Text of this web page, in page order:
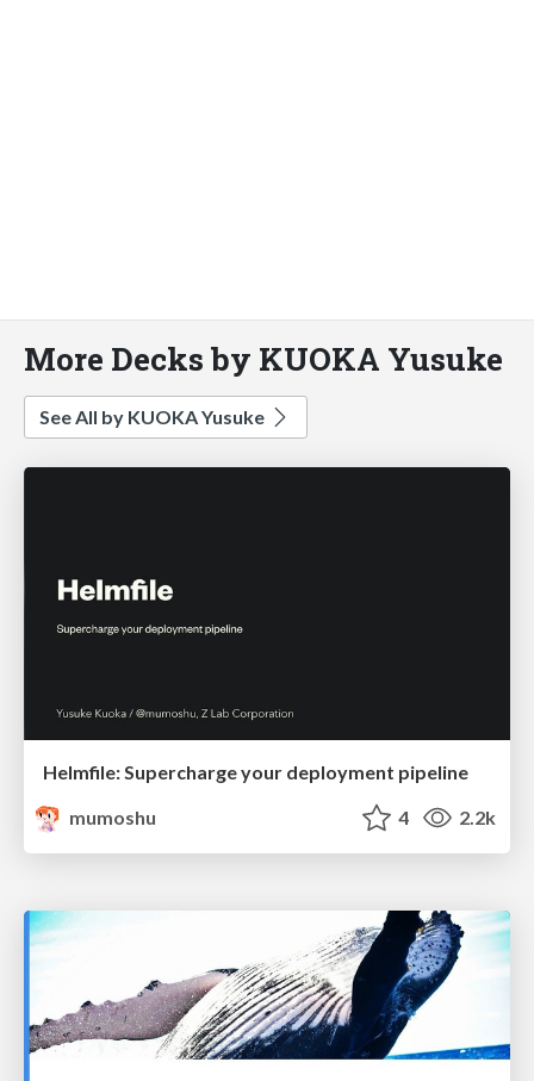
More Decks by KUOKA Yusuke
See All by KUOKA Yusuke
Helmfile: Supercharge your deployment pipeline
mumoshu
4 2.2k